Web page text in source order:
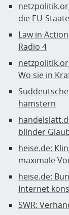
die EU-
Law in
Radio 4
Wo sie in
hamstern
blinder
heise.de:
maximale
heise.de:
Internet
SWR: